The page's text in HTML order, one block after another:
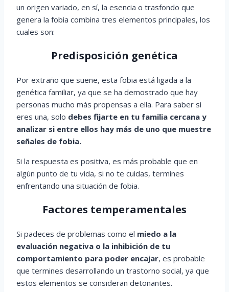
un origen variado, en sí, la esencia o trasfondo que
genera la fobia combina tres elementos principales, los
cuales son:
Predisposición genética
Por extraño que suene, esta fobia está ligada a la
genética familiar, ya que se ha demostrado que hay
personas mucho más propensas a ella. Para saber si
eres una, solo debes fijarte en tu familia cercana y
analizar si entre ellos hay más de uno que muestre
señales de fobia.
Si la respuesta es positiva, es más probable que en
algún punto de tu vida, si no te cuidas, termines
enfrentando una situación de fobia.
Factores temperamentales
Si padeces de problemas como el miedo a la
evaluación negativa o la inhibición de tu
comportamiento para poder encajar, es probable
que termines desarrollando un trastorno social, ya que
estos elementos se consideran detonantes.